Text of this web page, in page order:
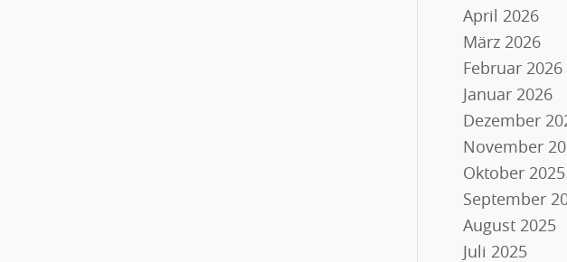
April 2026
März 2026
Februar 2026
Januar 2026
Dezember
November
Oktober 2025
September
August 2025
Juli 2025